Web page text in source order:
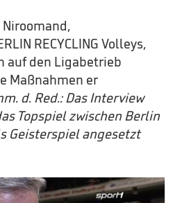
RECYCLING Volleys,
auf den Ligabetrieb
Maßnahmen er
d. Red.: Das Interview
Topspiel zwischen Berlin
Geisterspiel angesetzt